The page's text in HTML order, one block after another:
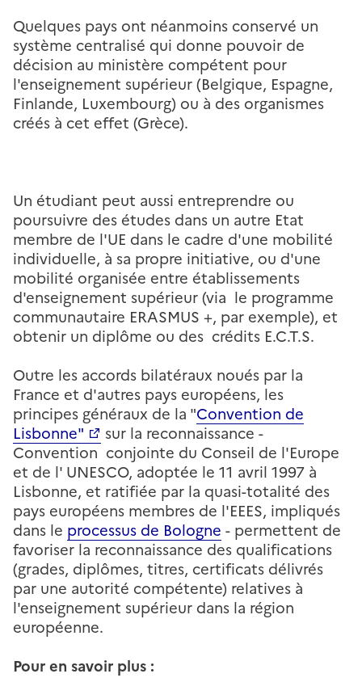
Quelques pays ont néanmoins conservé un
système centralisé qui donne pouvoir de
décision au ministère compétent pour
l'enseignement supérieur (Belgique, Espagne,
Finlande, Luxembourg) ou à des organismes
créés à cet effet (Grèce).
Un étudiant peut aussi entreprendre ou
poursuivre des études dans un autre Etat
membre de l'UE dans le cadre d'une mobilité
individuelle, à sa propre initiative, ou d'une
mobilité organisée entre établissements
d'enseignement supérieur (via le programme
communautaire ERASMUS +, par exemple), et
obtenir un diplôme ou des crédits E.C.T.S.
Outre les accords bilatéraux noués par la
France et d'autres pays européens, les
principes généraux de la "Convention de
Lisbonne"
sur la reconnaissance -
Convention conjointe du Conseil de l'Europe
et de l' UNESCO, adoptée le 11 avril 1997 à
Lisbonne, et ratifiée par la quasi-totalité des
pays européens membres de l'EEES, impliqués
dans le processus de Bologne - permettent de
favoriser la reconnaissance des qualifications
(grades, diplômes, titres, certificats délivrés
par une autorité compétente) relatives à
l'enseignement supérieur dans la région
européenne.
Pour en savoir plus :